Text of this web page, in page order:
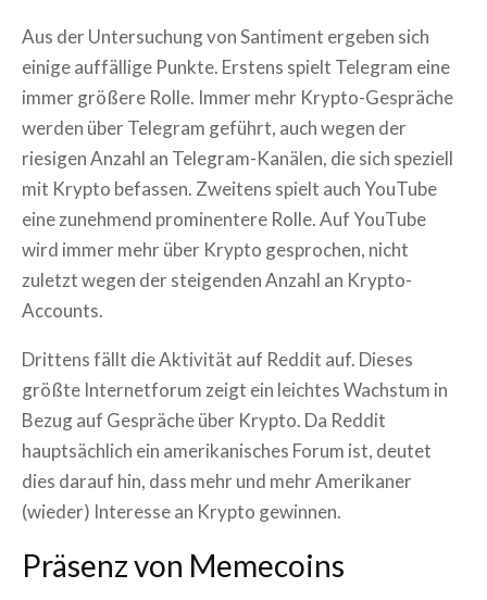
Aus der Untersuchung von Santiment ergeben sich
einige auffällige Punkte. Erstens spielt Telegram eine
immer größere Rolle. Immer mehr Krypto-Gespräche
werden über Telegram geführt, auch wegen der
riesigen Anzahl an Telegram-Kanälen, die sich speziell
mit Krypto befassen. Zweitens spielt auch YouTube
eine zunehmend prominentere Rolle. Auf YouTube
wird immer mehr über Krypto gesprochen, nicht
zuletzt wegen der steigenden Anzahl an Krypto-
Accounts.
Drittens fällt die Aktivität auf Reddit auf. Dieses
größte Internetforum zeigt ein leichtes Wachstum in
Bezug auf Gespräche über Krypto. Da Reddit
hauptsächlich ein amerikanisches Forum ist, deutet
dies darauf hin, dass mehr und mehr Amerikaner
(wieder) Interesse an Krypto gewinnen.
Präsenz von Memecoins